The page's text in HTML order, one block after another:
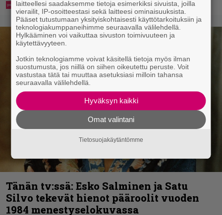
Tänän tv:ssä: Esko Salminen ja Satu
Silvo tekevät hienot pääroolit vuoden
1984 menestyselokuvassa
laitteellesi saadaksemme tietoja esimerkiksi sivuista, joilla
vierailit, IP-osoitteestasi sekä laitteesi ominaisuuksista.
Pääset tutustumaan yksityiskohtaisesti käyttötarkoituksiin ja
teknologiakumppaneihimme seuraavalla välilehdellä.
Hylkääminen voi vaikuttaa sivuston toimivuuteen ja
käytettävyyteen.
Jotkin teknologiamme voivat käsitellä tietoja myös ilman
suostumusta, jos niillä on siihen oikeutettu peruste. Voit
vastustaa tätä tai muuttaa asetuksiasi milloin tahansa
seuraavalla välilehdellä.
Hyväksyn kaikki
Omat valintani
Tietosuojakäytäntömme